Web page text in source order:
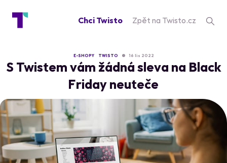
Chci Twisto Zpět na Twisto.cz
E-SHOPY TWISTO 16 lis 2022
S Twistem vám žádná sleva na Black
Friday neuteče